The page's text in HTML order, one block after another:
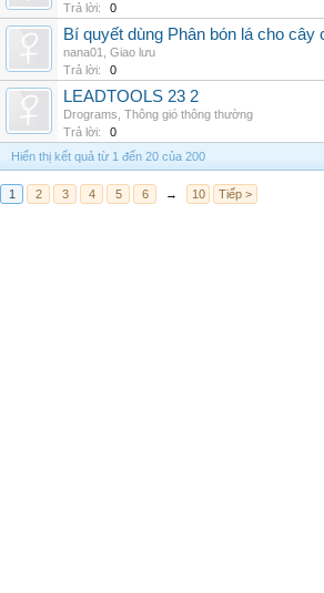
Trả lời:
0
Bí quyết dùng Phân bón lá cho
nana01
Giao lưu
Trả lời:
0
LEADTOOLS 23 2
Drograms Thông gió thông thường
Trả lời:
0
Hiển thị kết quả từ 1 đến 20 của 200
1 2 3 4 5 6 → 10 Tiếp >